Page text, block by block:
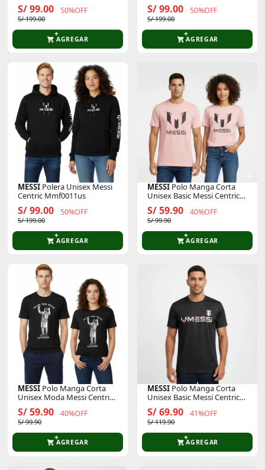
S/ 99.00 50%OFF
S/ 199.00
AGREGAR
S/ 99.00 50%OFF
S/ 199.00
AGREGAR
MESSI Polera Unisex Messi
Centric Mmf0011us
S/ 99.00 50%OFF
S/ 199.00
AGREGAR
MESSI Polo Manga Corta
Unisex Basic Messi Centric
Msm0001usj
S/ 59.90 40%OFF
S/ 99.90
AGREGAR
MESSI Polo Manga Corta
Unisex Moda Messi Centric
Mmn0039usp
S/ 59.90 40%OFF
S/ 99.90
AGREGAR
MESSI Polo Manga Corta
Unisex Basic Messi Centric
Mmn0101us
S/ 69.90 41%OFF
S/ 119.90
AGREGAR